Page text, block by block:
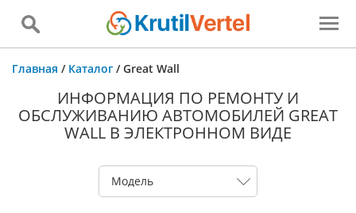
Главная / Каталог /Great Wall
ИНФОРМАЦИЯ ПО РЕМОНТУ И
ОБСЛУЖИВАНИЮ АВТОМОБИЛЕЙ GREAT
WALL В ЭЛЕКТРОННОМ ВИДЕ